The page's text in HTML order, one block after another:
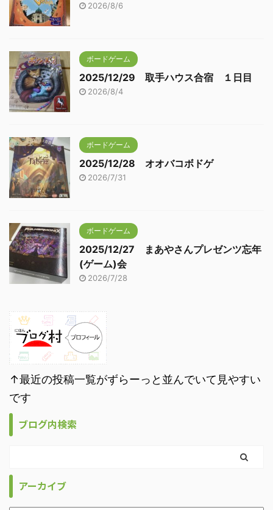
2026/8/6
ボードゲーム
2025/12/29 取手ハウス合宿 １日目
2026/8/4
ボードゲーム
2025/12/28 オオバコボドゲ
2026/7/31
ボードゲーム
2025/12/27 まあやさんプレゼンツ忘年
(ゲーム)会
2026/7/28
↑最近の投稿一覧がずらーっと並んでいて見やすい
です
ブログ内検索
アーカイブ